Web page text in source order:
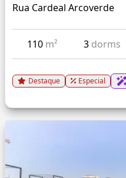
Rua Cardeal Arcoverde
110 m² 3 dorms
Destaque Especial